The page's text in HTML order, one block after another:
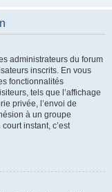
administrateurs du forum
inscrits. En vous
fonctionnalités
tels que l’affichage
privée, l’envoi de
à un groupe
instant, c’est